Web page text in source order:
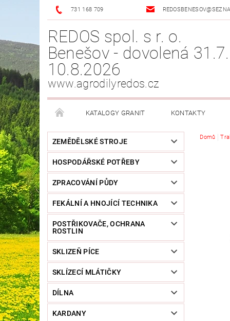
731 168 709
REDOS spol. s r. o.
Benešov - dovolená
10.8.2026
www.agrodilyredos.cz
KATALOGY GRANIT KONTAKTY
ZEMĚDĚLSKÉ STROJE
HOSPODÁŘSKÉ POTŘEBY
ZPRACOVÁNÍ PŮDY
FEKÁLNÍ A HNOJÍCÍ TECHNIKA
POSTŘIKOVAČE, OCHRANA
ROSTLIN
SKLIZEŇ PÍCE
SKLÍZECÍ MLÁTIČKY
DÍLNA
KARDANY
Domů